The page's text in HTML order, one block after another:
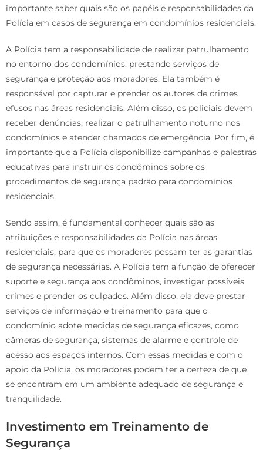
importante saber quais são os papéis e responsabilidades da
Polícia em casos de segurança em condomínios residenciais.
A Polícia tem a responsabilidade de realizar patrulhamento
no entorno dos condomínios, prestando serviços de
segurança e proteção aos moradores. Ela também é
responsável por capturar e prender os autores de crimes
efusos nas áreas residenciais. Além disso, os policiais devem
receber denúncias, realizar o patrulhamento noturno nos
condomínios e atender chamados de emergência. Por fim, é
importante que a Polícia disponibilize campanhas e palestras
educativas para instruir os condôminos sobre os
procedimentos de segurança padrão para condomínios
residenciais.
Sendo assim, é fundamental conhecer quais são as
atribuições e responsabilidades da Polícia nas áreas
residenciais, para que os moradores possam ter as garantias
de segurança necessárias. A Polícia tem a função de oferecer
suporte e segurança aos condôminos, investigar possíveis
crimes e prender os culpados. Além disso, ela deve prestar
serviços de informação e treinamento para que o
condomínio adote medidas de segurança eficazes, como
câmeras de segurança, sistemas de alarme e controle de
acesso aos espaços internos. Com essas medidas e com o
apoio da Polícia, os moradores podem ter a certeza de que
se encontram em um ambiente adequado de segurança e
tranquilidade.
Investimento em Treinamento de
Segurança